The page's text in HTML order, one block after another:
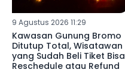
9 Agustus 2026 11:29
Kawasan Gunung Bromo
Ditutup Total, Wisatawan
yang Sudah Beli Tiket Bisa
Reschedule atau Refund